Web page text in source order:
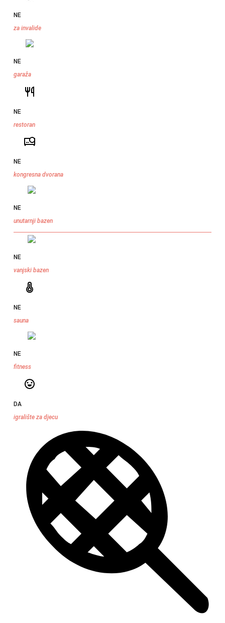
NE
za invalide
NE
garaža
NE
restoran
NE
kongresna dvorana
NE
unutarnji bazen
NE
vanjski bazen
NE
sauna
NE
fitness
DA
igralište za djecu